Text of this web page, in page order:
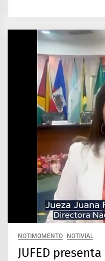
NOTIMOMENTO NOTIVIAL
JUFED